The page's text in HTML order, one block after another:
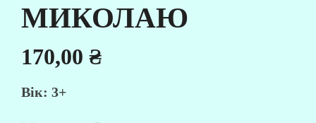
МИКОЛАЮ
170,00 ₴
Вік: 3+